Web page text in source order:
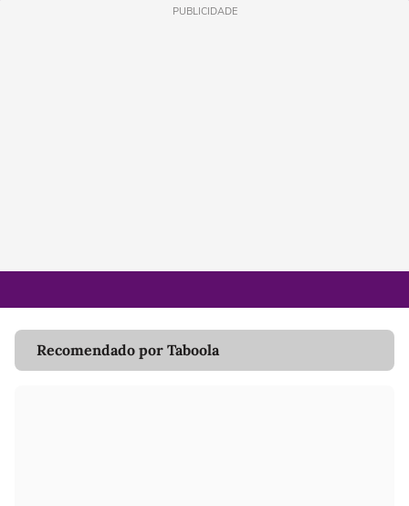
PUBLICIDADE
Recomendado por Taboola